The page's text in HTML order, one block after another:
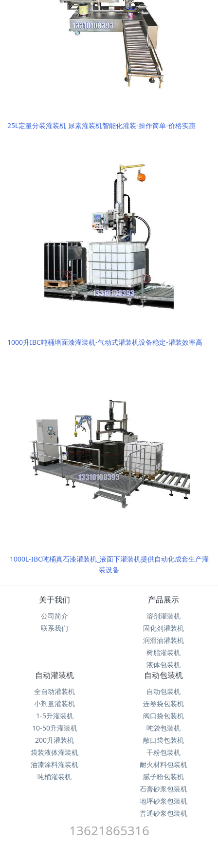
25L定量分装灌装机 尿素灌装机智能化灌装-操作简单-价格实惠
1000升IBC吨桶墙面漆灌装机-气动式灌装机设备稳定-灌装效率高
1000L-IBC吨桶真石漆灌装机_液面下灌装机提供自动化成套生产灌
装设备
关于我们
公司简介
联系我们
产品展示
溶剂灌装机
固化剂灌装机
润滑油灌装机
树脂灌装机
液体包装机
自动灌装机
全自动灌装机
小剂量灌装机
1-5升灌装机
10-50升灌装机
200升灌装机
袋装液体灌装机
油漆涂料灌装机
吨桶灌装机
自动包装机
自动包装机
连卷袋包装机
阀口袋包装机
吨袋包装机
敞口袋包装机
干粉包装机
耐火材料包装机
腻子粉包装机
石膏砂浆包装机
地坪砂浆包装机
普通砂浆包装机
13621865316